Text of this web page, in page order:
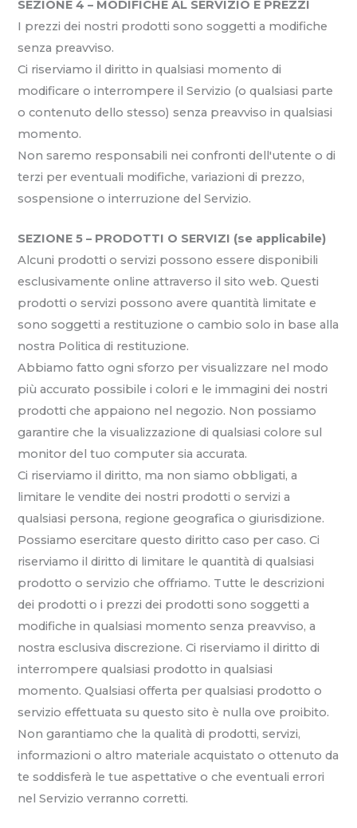
SEZIONE 4 – MODIFICHE AL SERVIZIO E PREZZI
I prezzi dei nostri prodotti sono soggetti a modifiche
senza preavviso.
Ci riserviamo il diritto in qualsiasi momento di
modificare o interrompere il Servizio (o qualsiasi parte
o contenuto dello stesso) senza preavviso in qualsiasi
momento.
Non saremo responsabili nei confronti dell'utente o di
terzi per eventuali modifiche, variazioni di prezzo,
sospensione o interruzione del Servizio.
SEZIONE 5 – PRODOTTI O SERVIZI (se applicabile)
Alcuni prodotti o servizi possono essere disponibili
esclusivamente online attraverso il sito web. Questi
prodotti o servizi possono avere quantità limitate e
sono soggetti a restituzione o cambio solo in base alla
nostra Politica di restituzione.
Abbiamo fatto ogni sforzo per visualizzare nel modo
più accurato possibile i colori e le immagini dei nostri
prodotti che appaiono nel negozio. Non possiamo
garantire che la visualizzazione di qualsiasi colore sul
monitor del tuo computer sia accurata.
Ci riserviamo il diritto, ma non siamo obbligati, a
limitare le vendite dei nostri prodotti o servizi a
qualsiasi persona, regione geografica o giurisdizione.
Possiamo esercitare questo diritto caso per caso. Ci
riserviamo il diritto di limitare le quantità di qualsiasi
prodotto o servizio che offriamo. Tutte le descrizioni
dei prodotti o i prezzi dei prodotti sono soggetti a
modifiche in qualsiasi momento senza preavviso, a
nostra esclusiva discrezione. Ci riserviamo il diritto di
interrompere qualsiasi prodotto in qualsiasi
momento. Qualsiasi offerta per qualsiasi prodotto o
servizio effettuata su questo sito è nulla ove proibito.
Non garantiamo che la qualità di prodotti, servizi,
informazioni o altro materiale acquistato o ottenuto da
te soddisferà le tue aspettative o che eventuali errori
nel Servizio verranno corretti.